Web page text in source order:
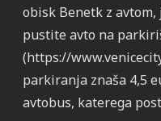
obisk Benetk z
pustite avto na
(https://
parkiranja znaša 4,5
avtobus, katerega